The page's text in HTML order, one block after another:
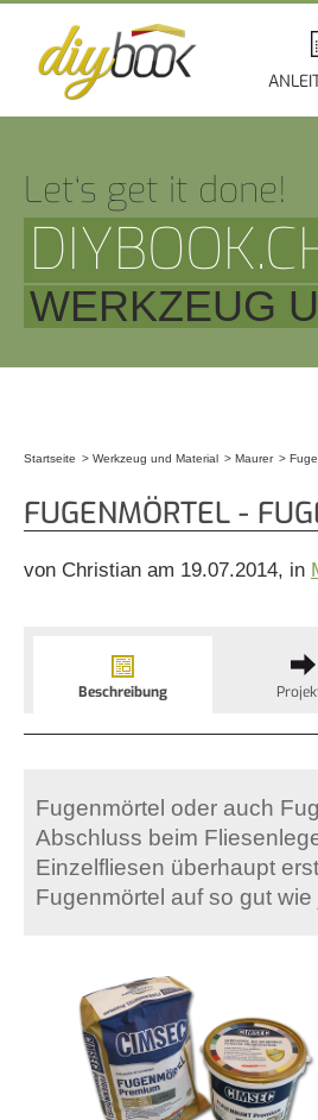
Let‘s get it done!
WERKZEUG
Startseite Werkzeug und Material Maurer
FUGENMÖRTEL -
von Christian am 19.07.2014, in
Beschreibung
Fugenmörtel oder auch
Abschluss beim
Einzelfliesen überhaupt
Fugenmörtel auf so gut